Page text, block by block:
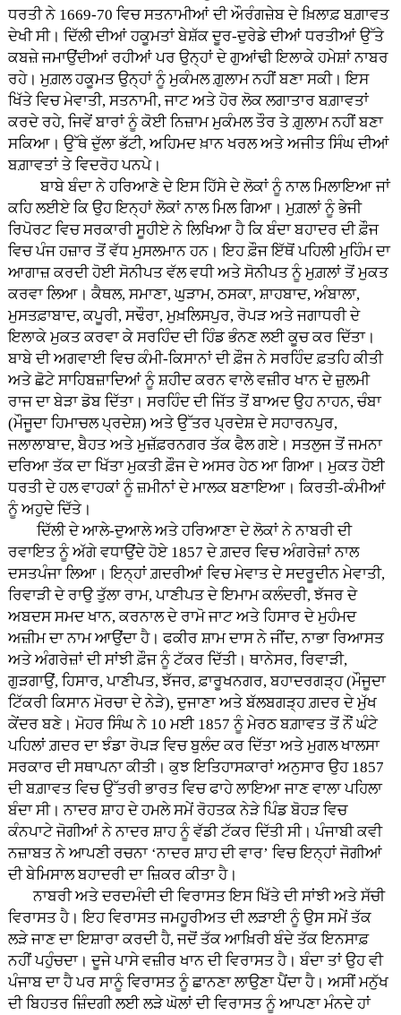
ਧਰਤੀ ਨੇ 1669-70 ਵਿਚ ਸਤਨਾਮੀਆਂ ਦੀ ਔਰੰਗਜ਼ੇਬ ਦੇ ਖ਼ਿਲਾਫ਼ ਬਗ਼ਾਵਤ
ਦੇਖੀ ਸੀ। ਦਿੱਲੀ ਦੀਆਂ ਹਕੂਮਤਾਂ ਬੇਸ਼ੱਕ ਦੂਰ-ਦੁਰੇਡੇ ਦੀਆਂ ਧਰਤੀਆਂ ਉੱਤੇ
ਕਬਜ਼ੇ ਜਮਾਉਂਦੀਆਂ ਰਹੀਆਂ ਪਰ ਉਨ੍ਹਾਂ ਦੇ ਗੁਆਂਢੀ ਇਲਾਕੇ ਹਮੇਸ਼ਾਂ ਨਾਬਰ
ਰਹੇ। ਮੁਗ਼ਲ ਹਕੂਮਤ ਉਨ੍ਹਾਂ ਨੂੰ ਮੁਕੰਮਲ ਗ਼ੁਲਾਮ ਨਹੀਂ ਬਣਾ ਸਕੀ। ਇਸ
ਖਿੱਤੇ ਵਿਚ ਮੇਵਾਤੀ, ਸਤਨਾਮੀ, ਜਾਟ ਅਤੇ ਹੋਰ ਲੋਕ ਲਗਾਤਾਰ ਬਗ਼ਾਵਤਾਂ
ਕਰਦੇ ਰਹੇ, ਜਿਵੇਂ ਬਾਰਾਂ ਨੂੰ ਕੋਈ ਨਿਜ਼ਾਮ ਮੁਕੰਮਲ ਤੌਰ ਤੇ ਗ਼ੁਲਾਮ ਨਹੀਂ ਬਣਾ
ਸਕਿਆ। ਉੱਥੇ ਦੁੱਲਾ ਭੱਟੀ, ਅਹਿਮਦ ਖ਼ਾਨ ਖਰਲ ਅਤੇ ਅਜੀਤ ਸਿੰਘ ਦੀਆਂ
ਬਗ਼ਾਵਤਾਂ ਤੇ ਵਿਦਰੋਹ ਪਨਪੇ।
ਬਾਬੇ ਬੰਦਾ ਨੇ ਹਰਿਆਣੇ ਦੇ ਇਸ ਹਿੱਸੇ ਦੇ ਲੋਕਾਂ ਨੂੰ ਨਾਲ ਮਿਲਾਇਆ ਜਾਂ
ਕਹਿ ਲਈਏ ਕਿ ਉਹ ਇਨ੍ਹਾਂ ਲੋਕਾਂ ਨਾਲ ਮਿਲ ਗਿਆ। ਮੁਗ਼ਲਾਂ ਨੂੰ ਭੇਜੀ
ਰਿਪੋਰਟ ਵਿਚ ਸਰਕਾਰੀ ਸੂਹੀਏ ਨੇ ਲਿਖਿਆ ਹੈ ਕਿ ਬੰਦਾ ਬਹਾਦਰ ਦੀ ਫ਼ੌਜ
ਵਿਚ ਪੰਜ ਹਜ਼ਾਰ ਤੋਂ ਵੱਧ ਮੁਸਲਮਾਨ ਹਨ। ਇਹ ਫ਼ੌਜ ਇੱਥੋਂ ਪਹਿਲੀ ਮੁਹਿੰਮ ਦਾ
ਆਗਾਜ਼ ਕਰਦੀ ਹੋਈ ਸੋਨੀਪਤ ਵੱਲ ਵਧੀ ਅਤੇ ਸੋਨੀਪਤ ਨੂੰ ਮੁਗ਼ਲਾਂ ਤੋਂ ਮੁਕਤ
ਕਰਵਾ ਲਿਆ। ਕੈਥਲ, ਸਮਾਣਾ, ਘੁੜਾਮ, ਠਸਕਾ, ਸ਼ਾਹਬਾਦ, ਅੰਬਾਲਾ,
ਮੁਸਤਫ਼ਾਬਾਦ, ਕਪੂਰੀ, ਸਢੌਰਾ, ਮੁਖ਼ਲਿਸਪੁਰ, ਰੋਪੜ ਅਤੇ ਜਗਾਧਰੀ ਦੇ
ਇਲਾਕੇ ਮੁਕਤ ਕਰਵਾ ਕੇ ਸਰਹਿੰਦ ਦੀ ਹਿੰਡ ਭੰਨਣ ਲਈ ਕੂਚ ਕਰ ਦਿੱਤਾ।
ਬਾਬੇ ਦੀ ਅਗਵਾਈ ਵਿਚ ਕੰਮੀ-ਕਿਸਾਨਾਂ ਦੀ ਫ਼ੌਜ ਨੇ ਸਰਹਿੰਦ ਫ਼ਤਹਿ ਕੀਤੀ
ਅਤੇ ਛੋਟੇ ਸਾਹਿਬਜ਼ਾਦਿਆਂ ਨੂੰ ਸ਼ਹੀਦ ਕਰਨ ਵਾਲੇ ਵਜ਼ੀਰ ਖਾਨ ਦੇ ਜ਼ੁਲਮੀ
ਰਾਜ ਦਾ ਬੇੜਾ ਡੋਬ ਦਿੱਤਾ। ਸਰਹਿੰਦ ਦੀ ਜਿੱਤ ਤੋਂ ਬਾਅਦ ਉਹ ਨਾਹਨ, ਚੰਬਾ
(ਮੌਜੂਦਾ ਹਿਮਾਚਲ ਪ੍ਰਦੇਸ਼) ਅਤੇ ਉੱਤਰ ਪ੍ਰਦੇਸ਼ ਦੇ ਸਹਾਰਨਪੁਰ,
ਜਲਾਲਾਬਾਦ, ਬੈਹਤ ਅਤੇ ਮੁਜ਼ੱਫ਼ਰਨਗਰ ਤੱਕ ਫੈਲ ਗਏ। ਸਤਲੁਜ ਤੋਂ ਜਮਨਾ
ਦਰਿਆ ਤੱਕ ਦਾ ਖਿੱਤਾ ਮੁਕਤੀ ਫ਼ੌਜ ਦੇ ਅਸਰ ਹੇਠ ਆ ਗਿਆ। ਮੁਕਤ ਹੋਈ
ਧਰਤੀ ਦੇ ਹਲ ਵਾਹਕਾਂ ਨੂੰ ਜ਼ਮੀਨਾਂ ਦੇ ਮਾਲਕ ਬਣਾਇਆ। ਕਿਰਤੀ-ਕੰਮੀਆਂ
ਨੂੰ ਅਹੁਦੇ ਦਿੱਤੇ।
ਦਿੱਲੀ ਦੇ ਆਲੇ-ਦੁਆਲੇ ਅਤੇ ਹਰਿਆਣਾ ਦੇ ਲੋਕਾਂ ਨੇ ਨਾਬਰੀ ਦੀ
ਰਵਾਇਤ ਨੂੰ ਅੱਗੇ ਵਧਾਉਂਦੇ ਹੋਏ 1857 ਦੇ ਗ਼ਦਰ ਵਿਚ ਅੰਗਰੇਜ਼ਾਂ ਨਾਲ
ਦਸਤਪੰਜਾ ਲਿਆ। ਇਨ੍ਹਾਂ ਗ਼ਦਰੀਆਂ ਵਿਚ ਮੇਵਾਤ ਦੇ ਸਦਰੂਦੀਨ ਮੇਵਾਤੀ,
ਰਿਵਾੜੀ ਦੇ ਰਾਉ ਤੁੱਲਾ ਰਾਮ, ਪਾਣੀਪਤ ਦੇ ਇਮਾਮ ਕਲੰਦਰੀ, ਝੱਜਰ ਦੇ
ਅਬਦਸ ਸਮਦ ਖਾਨ, ਕਰਨਾਲ ਦੇ ਰਾਮੋ ਜਾਟ ਅਤੇ ਹਿਸਾਰ ਦੇ ਮੁਹੰਮਦ
ਅਜ਼ੀਮ ਦਾ ਨਾਮ ਆਉਂਦਾ ਹੈ। ਫਕੀਰ ਸ਼ਾਮ ਦਾਸ ਨੇ ਜੀਂਦ, ਨਾਭਾ ਰਿਆਸਤ
ਅਤੇ ਅੰਗਰੇਜ਼ਾਂ ਦੀ ਸਾਂਝੀ ਫ਼ੌਜ ਨੂੰ ਟੱਕਰ ਦਿੱਤੀ। ਥਾਨੇਸਰ, ਰਿਵਾੜੀ,
ਗੁੜਗਾਉਂ, ਹਿਸਾਰ, ਪਾਣੀਪਤ, ਝੱਜਰ, ਫ਼ਾਰੂਖਨਗਰ, ਬਹਾਦਰਗੜ੍ਹ (ਮੌਜੂਦਾ
ਟਿੱਕਰੀ ਕਿਸਾਨ ਮੋਰਚਾ ਦੇ ਨੇੜੇ), ਦੁਜਾਣਾ ਅਤੇ ਬੱਲਬਗੜ੍ਹ ਗ਼ਦਰ ਦੇ ਮੁੱਖ
ਕੇਂਦਰ ਬਣੇ। ਮੋਹਰ ਸਿੰਘ ਨੇ 10 ਮਈ 1857 ਨੂੰ ਮੇਰਠ ਬਗ਼ਾਵਤ ਤੋਂ ਨੌਂ ਘੰਟੇ
ਪਹਿਲਾਂ ਗ਼ਦਰ ਦਾ ਝੰਡਾ ਰੋਪੜ ਵਿਚ ਬੁਲੰਦ ਕਰ ਦਿੱਤਾ ਅਤੇ ਮੁਗਲ ਖਾਲਸਾ
ਸਰਕਾਰ ਦੀ ਸਥਾਪਨਾ ਕੀਤੀ। ਕੁਝ ਇਤਿਹਾਸਕਾਰਾਂ ਅਨੁਸਾਰ ਉਹ 1857
ਦੀ ਬਗ਼ਾਵਤ ਵਿਚ ਉੱਤਰੀ ਭਾਰਤ ਵਿਚ ਫਾਹੇ ਲਾਇਆ ਜਾਣ ਵਾਲਾ ਪਹਿਲਾ
ਬੰਦਾ ਸੀ। ਨਾਦਰ ਸ਼ਾਹ ਦੇ ਹਮਲੇ ਸਮੇਂ ਰੋਹਤਕ ਨੇੜੇ ਪਿੰਡ ਬੋਹੜ ਵਿਚ
ਕੰਨਪਾਟੇ ਜੋਗੀਆਂ ਨੇ ਨਾਦਰ ਸ਼ਾਹ ਨੂੰ ਵੱਡੀ ਟੱਕਰ ਦਿੱਤੀ ਸੀ। ਪੰਜਾਬੀ ਕਵੀ
ਨਜ਼ਾਬਤ ਨੇ ਆਪਣੀ ਰਚਨਾ ‘ਨਾਦਰ ਸ਼ਾਹ ਦੀ ਵਾਰ’ ਵਿਚ ਇਨ੍ਹਾਂ ਜੋਗੀਆਂ
ਦੀ ਬੇਮਿਸਾਲ ਬਹਾਦਰੀ ਦਾ ਜ਼ਿਕਰ ਕੀਤਾ ਹੈ।
ਨਾਬਰੀ ਅਤੇ ਦਰਦਮੰਦੀ ਦੀ ਵਿਰਾਸਤ ਇਸ ਖਿੱਤੇ ਦੀ ਸਾਂਝੀ ਅਤੇ ਸੱਚੀ
ਵਿਰਾਸਤ ਹੈ। ਇਹ ਵਿਰਾਸਤ ਜਮਹੂਰੀਅਤ ਦੀ ਲੜਾਈ ਨੂੰ ਉਸ ਸਮੇਂ ਤੱਕ
ਲੜੇ ਜਾਣ ਦਾ ਇਸ਼ਾਰਾ ਕਰਦੀ ਹੈ, ਜਦੋਂ ਤੱਕ ਆਖ਼ਿਰੀ ਬੰਦੇ ਤੱਕ ਇਨਸਾਫ਼
ਨਹੀਂ ਪਹੁੰਚਦਾ। ਦੂਜੇ ਪਾਸੇ ਵਜ਼ੀਰ ਖਾਨ ਦੀ ਵਿਰਾਸਤ ਹੈ। ਬੰਦਾ ਤਾਂ ਉਹ ਵੀ
ਪੰਜਾਬ ਦਾ ਹੈ ਪਰ ਸਾਨੂੰ ਵਿਰਾਸਤ ਨੂੰ ਛਾਨਣਾ ਲਾਉਣਾ ਪੈਂਦਾ ਹੈ। ਅਸੀਂ ਮਨੁੱਖ
ਦੀ ਬਿਹਤਰ ਜ਼ਿੰਦਗੀ ਲਈ ਲੜੇ ਘੋਲਾਂ ਦੀ ਵਿਰਾਸਤ ਨੂੰ ਆਪਣਾ ਮੰਨਦੇ ਹਾਂ